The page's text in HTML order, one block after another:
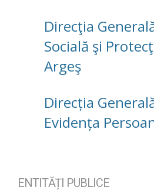
Direcţia
Socială şi
Argeş
Direcția
Evidența
ENTITĂȚI PUBLICE